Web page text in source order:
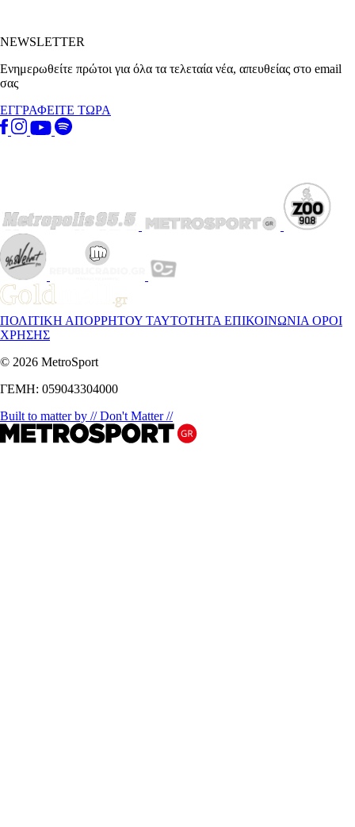
NEWSLETTER
Ενημερωθείτε πρώτοι για όλα τα τελεταία νέα, απευθείας στο email
σας
ΕΓΓΡΑΦΕΙΤΕ ΤΩΡΑ
ΠΟΛΙΤΙΚΗ ΑΠΟΡΡΗΤΟΥ ΤΑΥΤΟΤΗΤΑ ΕΠΙΚΟΙΝΩΝΙΑ ΟΡΟΙ
ΧΡΗΣΗΣ
© 2026 MetroSport
ΓΕΜΗ: 059043304000
Built to matter by // Don't Matter //